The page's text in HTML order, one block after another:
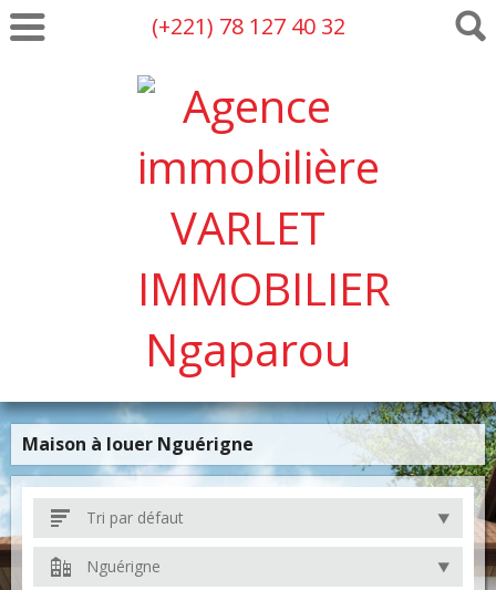
(+221) 78 127 40 32
Maison à louer Nguérigne
Tri par défaut
Nguérigne